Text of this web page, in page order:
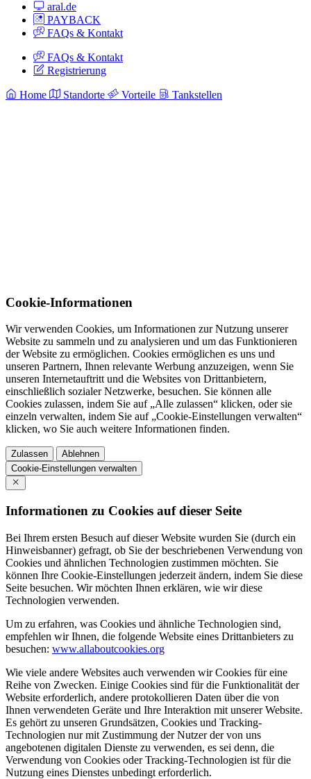
aral.de
PAYBACK
FAQs & Kontakt
FAQs & Kontakt
Registrierung
Home Standorte Vorteile Tankstellen
Cookie-Informationen
Wir verwenden Cookies, um Informationen zur Nutzung unserer
Website zu sammeln und zu analysieren und um das Funktionieren
der Website zu ermöglichen. Cookies ermöglichen es uns und
unseren Partnern, Ihnen relevante Werbung anzuzeigen, wenn Sie
unseren Internetauftritt und die Websites von Drittanbietern,
einschließlich sozialer Netzwerke, besuchen. Sie können alle
Cookies zulassen, indem Sie auf „Alle zulassen“ klicken, oder sie
einzeln verwalten, indem Sie auf „Cookie-Einstellungen verwalten“
klicken, wo Sie auch weitere Informationen finden.
Zulassen
Ablehnen
Cookie-Einstellungen verwalten
Informationen zu Cookies auf dieser Seite
Bei Ihrem ersten Besuch auf dieser Website wurden Sie (durch ein
Hinweisbanner) gefragt, ob Sie der beschriebenen Verwendung von
Cookies und ähnlichen Technologien zustimmen möchten. Sie
können Ihre Cookie-Einstellungen jederzeit ändern, indem Sie diese
Seite besuchen. Wir möchten Ihnen erklären, wie wir diese
Technologien verwenden.
Um zu erfahren, was Cookies und ähnliche Technologien sind,
empfehlen wir Ihnen, die folgende Website eines Drittanbieters zu
besuchen: www.allaboutcookies.org
Wie viele andere Websites auch verwenden wir Cookies für eine
Reihe von Zwecken. Einige Cookies sind für die Funktionalität der
Website erforderlich, andere protokollieren Daten über die von
Ihnen verwendeten Geräte und Ihre Interaktion mit unserer Website.
Es gehört zu unseren Grundsätzen, Cookies und Tracking-
Technologien nur mit Zustimmung der Nutzer der von uns
angebotenen digitalen Dienste zu verwenden, es sei denn, die
Verwendung von Cookies oder Tracking-Technologien ist für die
Nutzung eines Dienstes unbedingt erforderlich.